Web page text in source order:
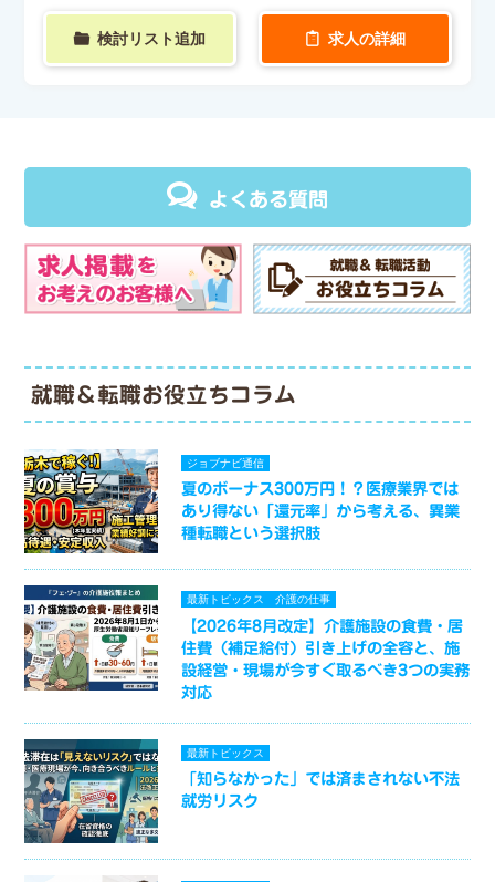
検討リスト追加 求人の詳細
よくある質問
就職＆転職お役立ちコラム
ジョブナビ通信
夏のボーナス300万円！？医療業界では
あり得ない「還元率」から考える、異業
種転職という選択肢
最新トピックス 介護の仕事
【2026年8月改定】介護施設の食費・居
住費（補足給付）引き上げの全容と、施
設経営・現場が今すぐ取るべき3つの実務
対応
最新トピックス
「知らなかった」では済まされない不法
就労リスク